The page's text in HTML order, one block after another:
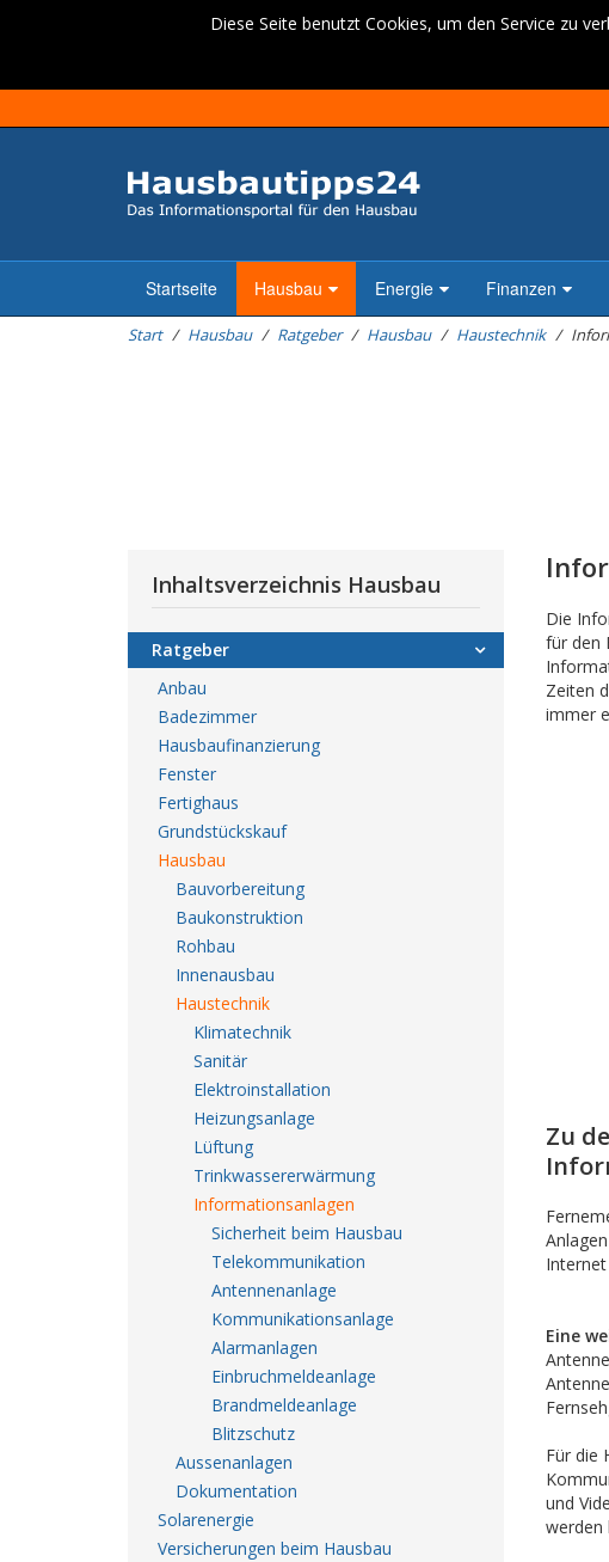
Diese Seite benutzt Cookies, um den Service zu
Startseite Hausbau Energie Finanzen
Start Hausbau Ratgeber Hausbau Haustechnik
Die
für den
Zeiten
immer
Zu
Eine
Für die
und
werden
Inhaltsverzeichnis Hausbau
Ratgeber
Anbau
Badezimmer
Hausbaufinanzierung
Fenster
Fertighaus
Grundstückskauf
Hausbau
Bauvorbereitung
Baukonstruktion
Rohbau
Innenausbau
Haustechnik
Klimatechnik
Sanitär
Elektroinstallation
Heizungsanlage
Lüftung
Trinkwassererwärmung
Informationsanlagen
Sicherheit beim Hausbau
Telekommunikation
Antennenanlage
Kommunikationsanlage
Alarmanlagen
Einbruchmeldeanlage
Brandmeldeanlage
Blitzschutz
Aussenanlagen
Dokumentation
Solarenergie
Versicherungen beim Hausbau